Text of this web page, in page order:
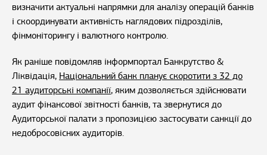
визначити актуальні напрямки для аналізу операцій банків
і скоординувати активність наглядових підрозділів,
фінмоніторингу і валютного контролю.
Як раніше повідомляв інформпортал Банкрутство &
Ліквідація, Національний банк планує скоротити з 32 до
21 аудиторські компанії, яким дозволяється здійснювати
аудит фінансової звітності банків, та звернутися до
Аудиторської палати з пропозицією застосувати санкції до
недобросовісних аудиторів.